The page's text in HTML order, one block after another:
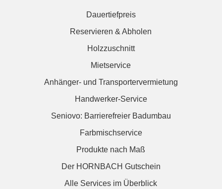
Dauertiefpreis
Reservieren & Abholen
Holzzuschnitt
Mietservice
Anhänger- und Transportervermietung
Handwerker-Service
Seniovo: Barrierefreier Badumbau
Farbmischservice
Produkte nach Maß
Der HORNBACH Gutschein
Alle Services im Überblick